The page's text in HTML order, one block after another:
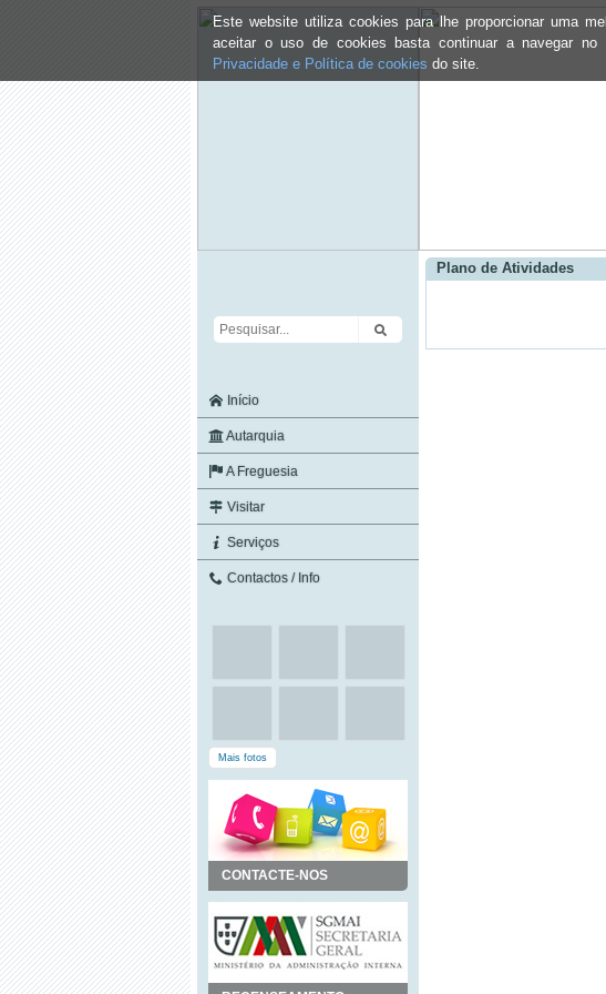
Este website utiliza cookies para lhe proporcionar uma
aceitar o uso de cookies basta continuar a navegar no
Privacidade e Política de cookies do site.
Início
Autarquia
A Freguesia
Visitar
Serviços
Contactos / Info
Mais fotos
CONTACTE-NOS
Plano de Atividades